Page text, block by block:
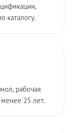
каталогу.
рабочая
25 лет.